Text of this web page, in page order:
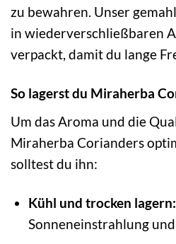
zu bewahren. Unser
in wiederverschließbaren
verpackt, damit du lange
So lagerst du Miraherba
Um das Aroma und die
Miraherba Corianders
solltest du ihn:
Kühl und trocken lagern:
Sonneneinstrahlung